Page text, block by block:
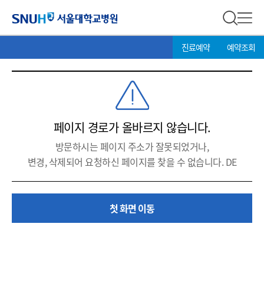
전체 검
재
위
진료예약 예약조회
SNUH 서울대학교병원
페이지 경로가 올바르지 않습니다.
방문하시는 페이지 주소가 잘못되었거나,
변경, 삭제되어 요청하신 페이지를 찾을 수 없습니다. DE
첫 화면 이동